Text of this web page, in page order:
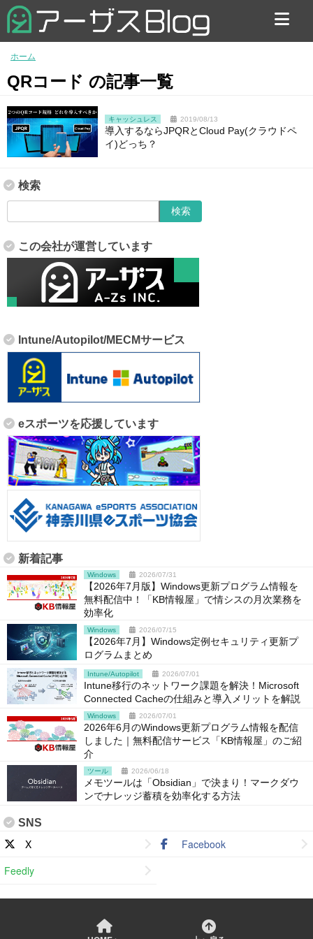
お問い合わせ
ホーム
QRコード の記事一覧
キャッシュレス 2019/08/13
導入するならJPQRとCloud Pay(クラウドペ
イ)どっち？
検索
この会社が運営しています
Intune/Autopilot/MECMサービス
eスポーツを応援しています
新着記事
Windows 2026/07/31
【2026年7月版】Windows更新プログラム情報を
無料配信中！「KB情報屋」で情シスの月次業務を
効率化
Windows 2026/07/15
【2026年7月】Windows定例セキュリティ更新プ
ログラムまとめ
Intune/Autopilot 2026/07/01
Intune移行のネットワーク課題を解決！Microsoft
Connected Cacheの仕組みと導入メリットを解説
Windows 2026/07/01
2026年6月のWindows更新プログラム情報を配信
しました｜無料配信サービス「KB情報屋」のご紹
介
ツール 2026/06/18
メモツールは「Obsidian」で決まり！マークダウ
ンでナレッジ蓄積を効率化する方法
SNS
X
Facebook
Feedly